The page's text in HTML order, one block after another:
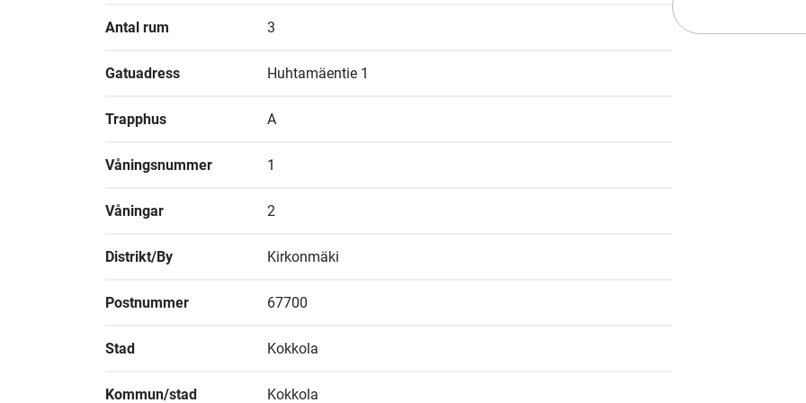
Antal rum 3
Gatuadress Huhtamäentie 1
Trapphus A
Våningsnummer 1
Våningar 2
Distrikt/By Kirkonmäki
Postnummer 67700
Stad Kokkola
Kommun/stad Kokkola